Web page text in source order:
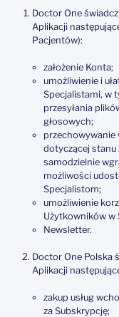
Doctor One
Aplikacji
Pacjentów):
założenie Konta;
umożliwienie i
Specjalistami, w
przesyłania
głosowych;
dotyczącej stanu
samodzielnie
możliwości
Specjalistom;
umożliwienie
Użytkowników w
Newsletter.
Doctor One Polska
Aplikacji
zakup usług
za Subskrypcję;